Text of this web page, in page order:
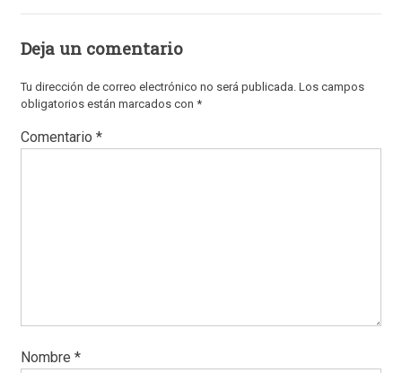
Deja un comentario
Tu dirección de correo electrónico no será publicada. Los campos
obligatorios están marcados con *
Comentario *
Nombre *